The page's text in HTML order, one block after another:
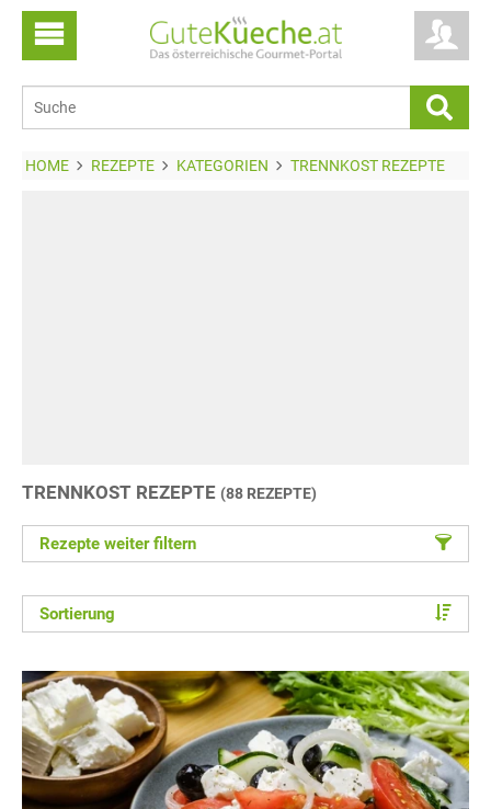
HOME REZEPTE KATEGORIEN TRENNKOST REZEPTE
TRENNKOST REZEPTE (88 REZEPTE)
Rezepte weiter filtern
Sortierung